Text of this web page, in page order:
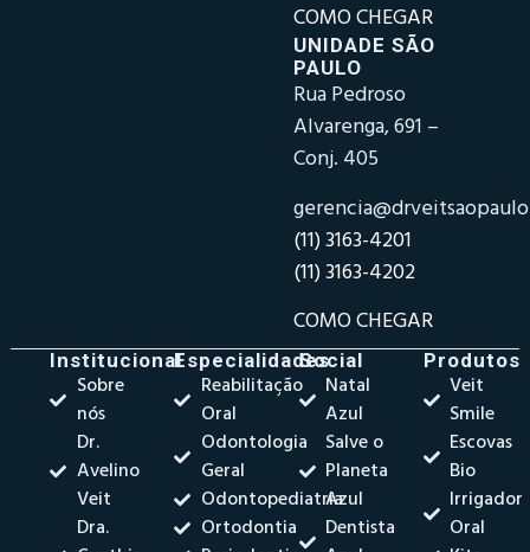
COMO CHEGAR
UNIDADE SÃO
PAULO
Rua Pedroso
Alvarenga, 691 –
Conj. 405
(11) 3163-4201
(11) 3163-4202
COMO CHEGAR
Institucional
Sobre
nós
Dr.
Avelino
Veit
Dra.
Especialidades
Reabilitação
Oral
Odontologia
Geral
Odontopediatria
Ortodontia
Social
Natal
Azul
Salve o
Planeta
Azul
Dentista
Produtos
Veit
Smile
Escovas
Bio
Irrigador
Oral